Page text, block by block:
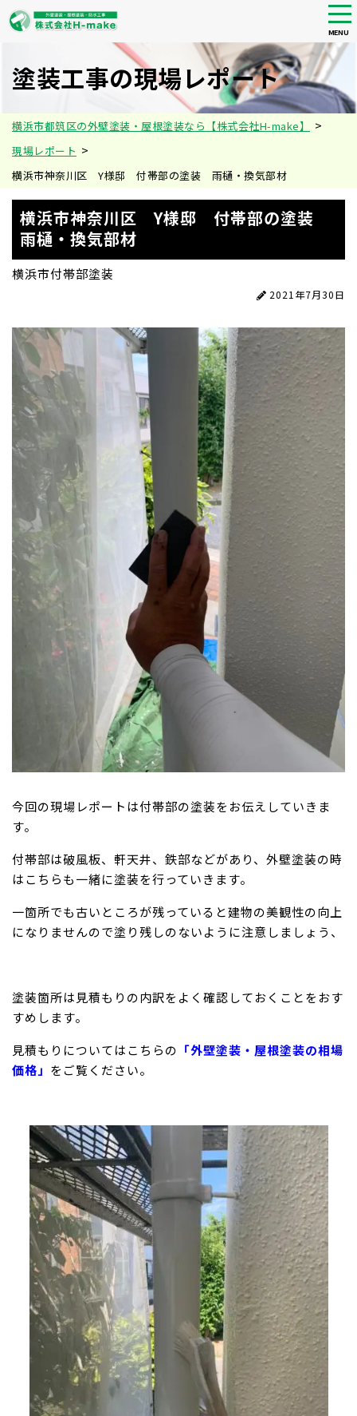
main
MENU
塗装工事の現場レポート
横浜市都筑区の外壁塗装・屋根塗装なら【株式会社H-make】 >
現場レポート >
横浜市神奈川区 Y様邸 付帯部の塗装 雨樋・換気部材
横浜市神奈川区 Y様邸 付帯部の塗装
雨樋・換気部材
横浜市付帯部塗装
2021年7月30日
今回の現場レポートは付帯部の塗装をお伝えしていきま
す。
付帯部は破風板、軒天井、鉄部などがあり、外壁塗装の時
はこちらも一緒に塗装を行っていきます。
一箇所でも古いところが残っていると建物の美観性の向上
になりませんので塗り残しのないように注意しましょう、
塗装箇所は見積もりの内訳をよく確認しておくことをおす
すめします。
見積もりについてはこちらの 「外壁塗装・屋根塗装の相場
価格」 をご覧ください。